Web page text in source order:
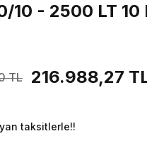
10 - 2500 LT 10
TL 216.988,27
taksitlerle!!